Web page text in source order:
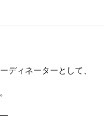
ディネーターとして、